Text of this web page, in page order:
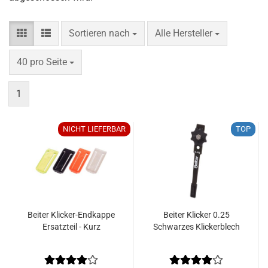
Sortieren nach
Sortieren nach Alle Hersteller
pro Seite
40 pro Seite
pro Seite
1
NICHT LIEFERBAR
Beiter Klicker-Endkappe
Ersatzteil - Kurz
TOP
Beiter Klicker 0.25
Schwarzes Klickerblech